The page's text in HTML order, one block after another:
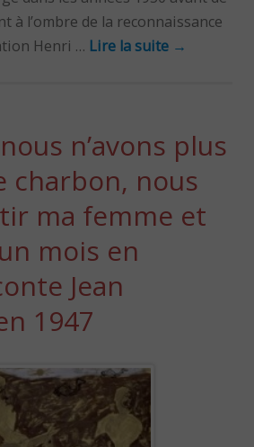
à l’ombre de la reconnaissance
Henri … Lire la suite →
n’avons plus
charbon, nous
ma femme et
mois en
Jean
1947